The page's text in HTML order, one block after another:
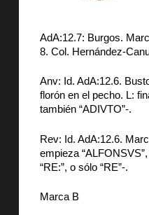
AdA:12.7: Burgos.
8. Col. Hernández-
Anv: Id. AdA:12.6.
florón en el pecho. L:
también “ADIVTO”-.
Rev: Id. AdA:12.6.
empieza
“RE:”, o sólo “RE”-.
Marca B